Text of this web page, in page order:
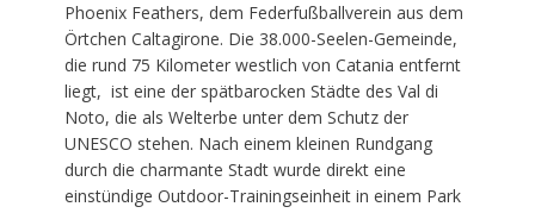
Phoenix Feathers, dem Federfußballverein aus dem
Örtchen Caltagirone. Die 38.000-Seelen-Gemeinde,
die rund 75 Kilometer westlich von Catania entfernt
liegt, ist eine der spätbarocken Städte des Val di
Noto, die als Welterbe unter dem Schutz der
UNESCO stehen. Nach einem kleinen Rundgang
durch die charmante Stadt wurde direkt eine
einstündige Outdoor-Trainingseinheit in einem Park